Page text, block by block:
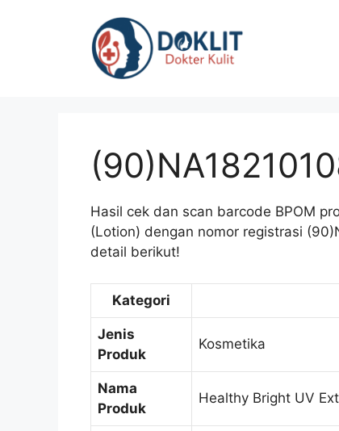
Hasil cek dan scan barcode BPOM
(Lotion) dengan nomor registrasi
detail berikut!
Kategori
Jenis
Produk
Kosmetika
Nama
Produk
Healthy Bright UV